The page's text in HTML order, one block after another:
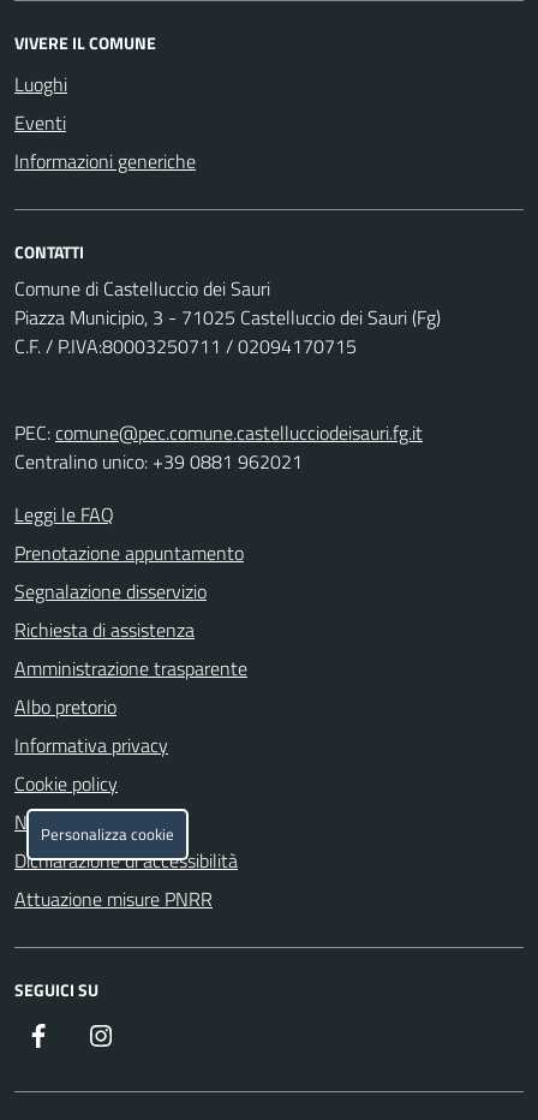
VIVERE IL COMUNE
Luoghi
Eventi
Informazioni generiche
CONTATTI
Comune di Castelluccio dei Sauri
Piazza Municipio, 3 - 71025 Castelluccio dei Sauri (Fg)
C.F. / P.IVA:80003250711 / 02094170715
PEC:comune@pec.comune.castellucciodeisauri.fg.it
Centralino unico: +39 0881 962021
Leggi le FAQ
Prenotazione appuntamento
Segnalazione disservizio
Richiesta di assistenza
Amministrazione trasparente
Albo pretorio
Informativa privacy
Cookie policy
Note legali
Dichiarazione di accessibilità
Attuazione misure PNRR
SEGUICI SU
Facebook
Personalizza cookie